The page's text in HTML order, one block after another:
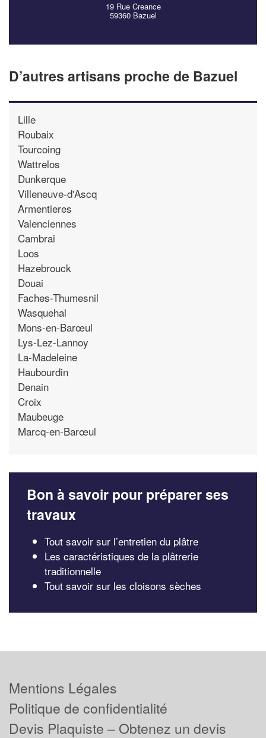
19 Rue Creance
59360 Bazuel
D’autres artisans proche de Bazuel
Lille
Roubaix
Tourcoing
Wattrelos
Dunkerque
Villeneuve-d'Ascq
Armentieres
Valenciennes
Cambrai
Loos
Hazebrouck
Douai
Faches-Thumesnil
Wasquehal
Mons-en-Barœul
Lys-Lez-Lannoy
La-Madeleine
Haubourdin
Denain
Croix
Maubeuge
Marcq-en-Barœul
Bon à savoir pour préparer ses
travaux
Tout savoir sur l’entretien du plâtre
Les caractéristiques de la plâtrerie
traditionnelle
Tout savoir sur les cloisons sèches
Mentions Légales
Politique de confidentialité
Devis Plaquiste – Obtenez un devis